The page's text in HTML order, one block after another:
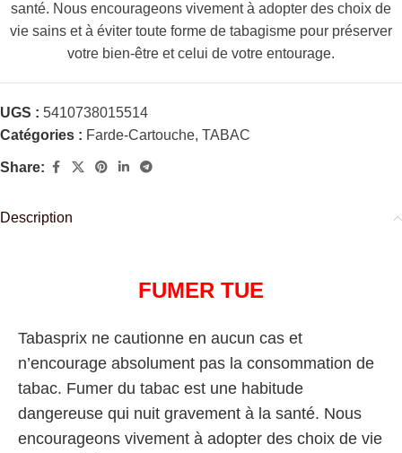
santé. Nous encourageons vivement à adopter des choix de
vie sains et à éviter toute forme de tabagisme pour préserver
votre bien-être et celui de votre entourage.
UGS : 5410738015514
Catégories : Farde-Cartouche, TABAC
Share:
Description
FUMER TUE
Tabasprix ne cautionne en aucun cas et
n’encourage absolument pas la consommation de
tabac. Fumer du tabac est une habitude
dangereuse qui nuit gravement à la santé. Nous
encourageons vivement à adopter des choix de vie